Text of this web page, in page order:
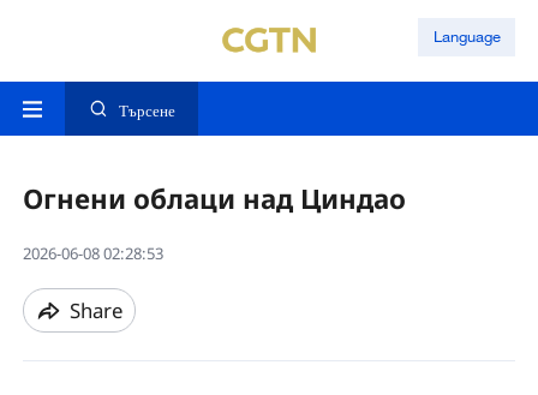
Language
Търсене
Огнени облаци над Циндао
2026-06-08 02:28:53
Share